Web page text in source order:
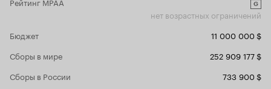
очень
прежнему
фильмы,
второй
G
нет возрастных ограничений
Бюджет
11 000 000 $
Сборы в мире
252 909 177 $
Сборы в России
733 900 $